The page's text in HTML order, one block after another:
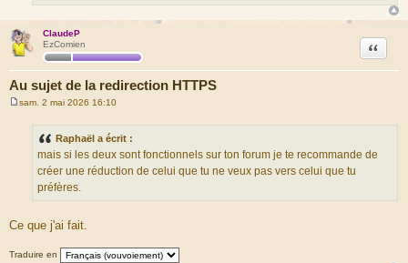
ClaudeP
EzComien
Au sujet de la redirection HTTPS
Citation
sam. 2 mai 2026 16:10
Raphaël a écrit :
mais si les deux sont fonctionnels sur ton forum je te recommande de
créer une réduction de celui que tu ne veux pas vers celui que tu
préfères.
Ce que j'ai fait.
Traduire en